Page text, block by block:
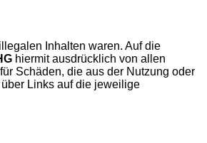
Inhalten waren. Auf die
hiermit ausdrücklich von allen
Schäden, die aus der Nutzung oder
Links auf die jeweilige